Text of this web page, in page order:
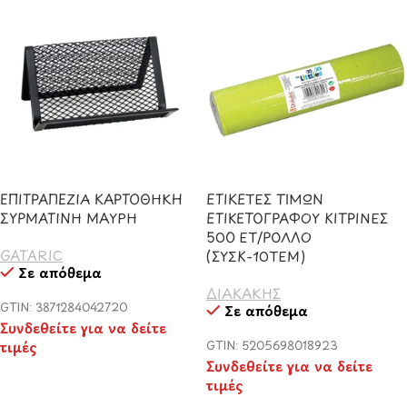
ΕΠΙΤΡΑΠΕΖΙΑ ΚΑΡΤΟΘΗΚΗ
ΣΥΡΜΑΤΙΝΗ ΜΑΥΡΗ
GATARIC
Σε απόθεμα
GTIN: 3871284042720
Συνδεθείτε για να δείτε
τιμές
ΕΤΙΚΕΤΕΣ ΤΙΜΩΝ
ΕΤΙΚΕΤΟΓΡΑΦΟΥ ΚΙΤΡΙΝΕΣ
500 ΕΤ/ΡΟΛΛΟ
(ΣΥΣΚ-10ΤΕΜ)
ΔΙΑΚΑΚΗΣ
Σε απόθεμα
GTIN: 5205698018923
Συνδεθείτε για να δείτε
τιμές